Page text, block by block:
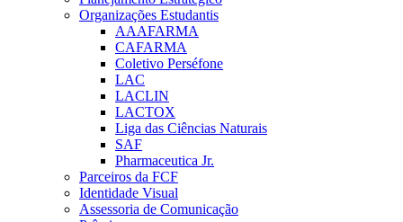
Organizações Estudantis
AAAFARMA
CAFARMA
Coletivo Perséfone
LAC
LACLIN
LACTOX
Liga das Ciências Naturais
SAF
Pharmaceutica Jr.
Parceiros da FCF
Identidade Visual
Assessoria de Comunicação